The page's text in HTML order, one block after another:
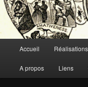
principal
Aller
au
Accueil Réalisations
A propos Liens